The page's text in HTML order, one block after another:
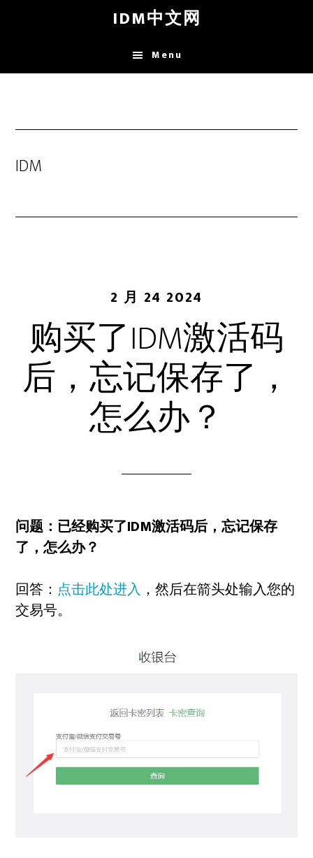
content
IDM中文网
Menu
IDM
2 月 24 2024
购买了IDM激活码
后，忘记保存了，
怎么办？
问题：已经购买了IDM激活码后，忘记保存
了，怎么办？
回答： 点击此处进入 ，然后在箭头处输入您的
交易号。